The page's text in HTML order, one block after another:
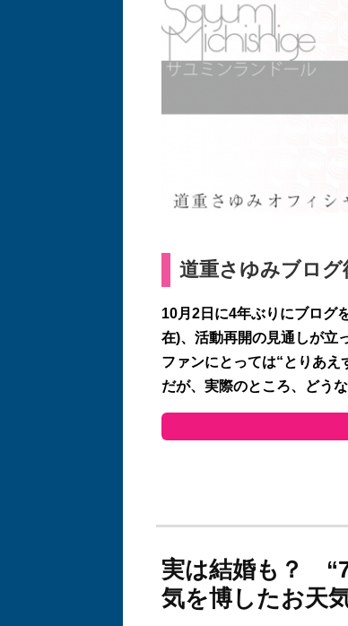
道重さゆみブロ
10月2 日に4年ぶりにブログ
在)、活動再開の見通しが立
ファンにとっては“とりあえ
だが、実際のところ、どう
実は結婚も？ “7
気を博したお天